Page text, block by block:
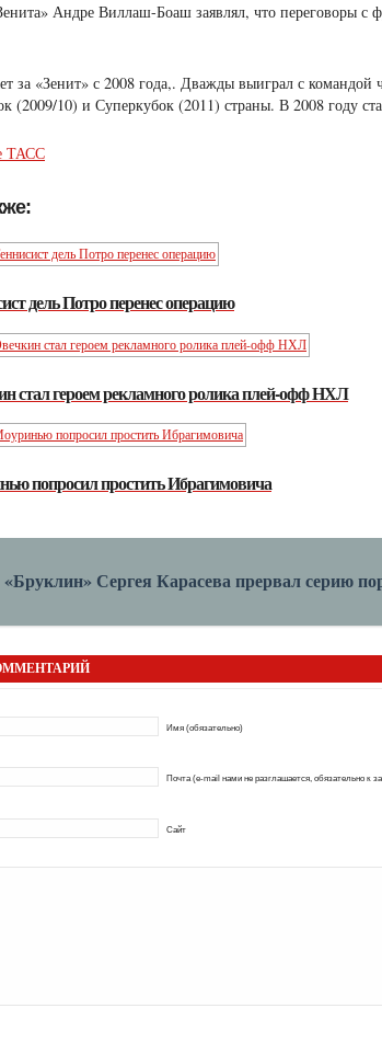
Андре Виллаш-Боаш заявлял, что переговоры с
за «Зенит» с 2008 года,. Дважды выиграл с командой
(2009/10) и Суперкубок (2011) страны. В 2008 году
ТАСС
дель Потро перенес операцию
стал героем рекламного ролика плей-офф НХЛ
попросил простить Ибрагимовича
«Бруклин» Сергея Карасева прервал серию
Имя (обязательно)
Почта (e-mail нами не разглашается, обязательно к
Сайт